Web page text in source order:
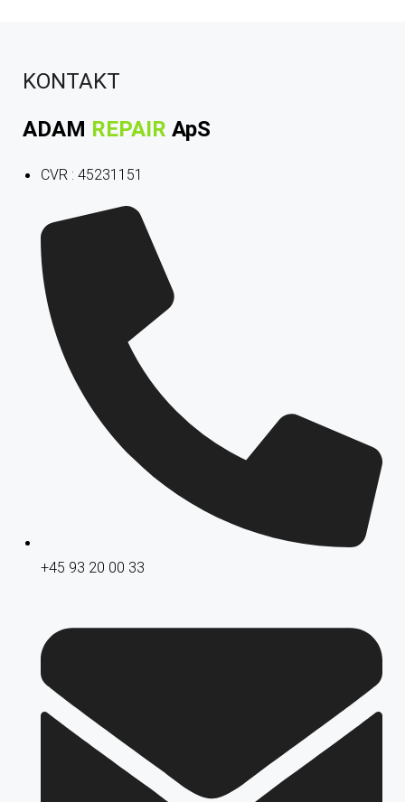
KONTAKT
ADAM REPAIR ApS
CVR : 45231151
+45 93 20 00 33